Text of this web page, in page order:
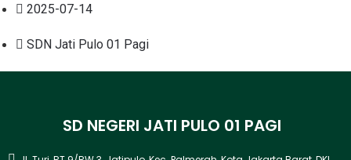
2025-07-14
SDN Jati Pulo 01 Pagi
SD NEGERI JATI PULO 01 PAGI